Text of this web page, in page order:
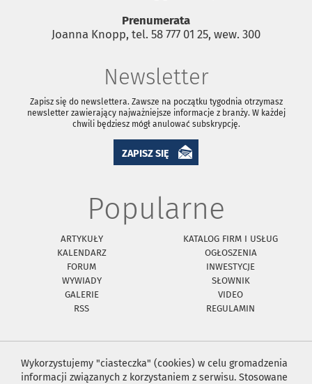
Prenumerata
Joanna Knopp, tel. 58 777 01 25, wew. 300
Newsletter
Zapisz się do newslettera. Zawsze na początku tygodnia otrzymasz
newsletter zawierający najważniejsze informacje z branży. W każdej
chwili będziesz mógł anulować subskrypcję.
ZAPISZ SIĘ
Popularne
ARTYKUŁY
KATALOG FIRM I USŁUG
KALENDARZ
OGŁOSZENIA
FORUM
INWESTYCJE
WYWIADY
SŁOWNIK
GALERIE
VIDEO
RSS
REGULAMIN
Wykorzystujemy "ciasteczka" (cookies) w celu gromadzenia
informacji związanych z korzystaniem z serwisu. Stosowane